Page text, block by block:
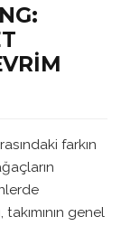
farkın
genel